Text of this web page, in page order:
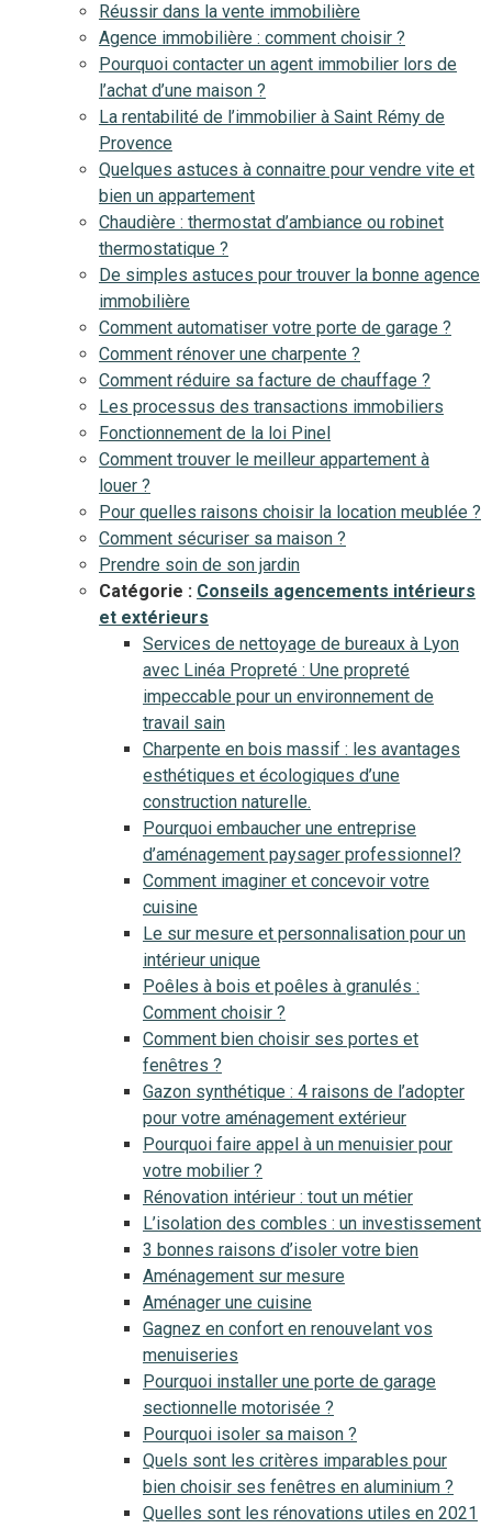
Réussir dans la vente immobilière
Agence immobilière : comment choisir ?
Pourquoi contacter un agent immobilier lors de
l’achat d’une maison ?
La rentabilité de l’immobilier à Saint Rémy de
Provence
Quelques astuces à connaitre pour vendre vite et
bien un appartement
Chaudière : thermostat d’ambiance ou robinet
thermostatique ?
De simples astuces pour trouver la bonne agence
immobilière
Comment automatiser votre porte de garage ?
Comment rénover une charpente ?
Comment réduire sa facture de chauffage ?
Les processus des transactions immobiliers
Fonctionnement de la loi Pinel
Comment trouver le meilleur appartement à
louer ?
Pour quelles raisons choisir la location meublée ?
Comment sécuriser sa maison ?
Prendre soin de son jardin
Catégorie : Conseils agencements intérieurs
et extérieurs
Services de nettoyage de bureaux à Lyon
avec Linéa Propreté : Une propreté
impeccable pour un environnement de
travail sain
Charpente en bois massif : les avantages
esthétiques et écologiques d’une
construction naturelle.
Pourquoi embaucher une entreprise
d’aménagement paysager professionnel?
Comment imaginer et concevoir votre
cuisine
Le sur mesure et personnalisation pour un
intérieur unique
Poêles à bois et poêles à granulés :
Comment choisir ?
Comment bien choisir ses portes et
fenêtres ?
Gazon synthétique : 4 raisons de l’adopter
pour votre aménagement extérieur
Pourquoi faire appel à un menuisier pour
votre mobilier ?
Rénovation intérieur : tout un métier
L’isolation des combles : un investissement
3 bonnes raisons d’isoler votre bien
Aménagement sur mesure
Aménager une cuisine
Gagnez en confort en renouvelant vos
menuiseries
Pourquoi installer une porte de garage
sectionnelle motorisée ?
Pourquoi isoler sa maison ?
Quels sont les critères imparables pour
bien choisir ses fenêtres en aluminium ?
Quelles sont les rénovations utiles en 2021